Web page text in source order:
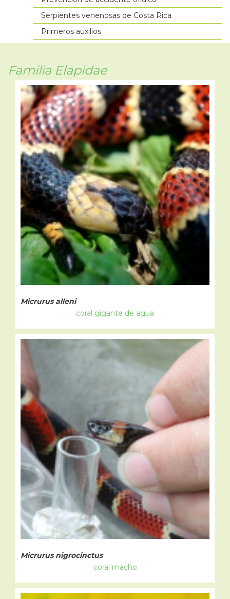
Serpientes venenosas de Costa Rica
Primeros auxilios
Familia Elapidae
Micrurus alleni
coral gigante de agua
Micrurus nigrocinctus
coral macho